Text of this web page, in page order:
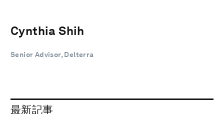
Cynthia Shih
Senior Advisor, Delterra
最新記事